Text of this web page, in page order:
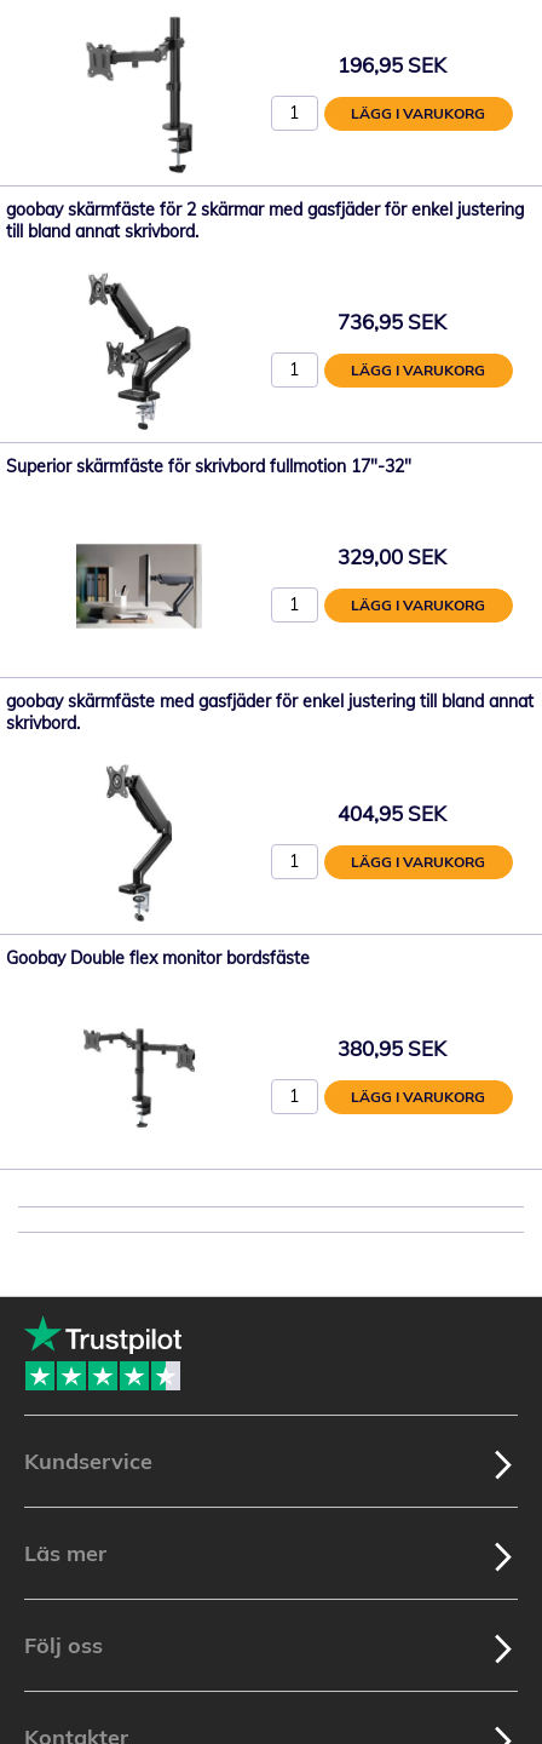
196,95 SEK
LÄGG I VARUKORG
goobay skärmfäste för 2 skärmar med gasfjäder för enkel justering
till bland annat skrivbord.
736,95 SEK
LÄGG I VARUKORG
Superior skärmfäste för skrivbord fullmotion 17"-32"
329,00 SEK
LÄGG I VARUKORG
goobay skärmfäste med gasfjäder för enkel justering till bland annat
skrivbord.
404,95 SEK
LÄGG I VARUKORG
Goobay Double flex monitor bordsfäste
380,95 SEK
LÄGG I VARUKORG
Kundservice
Läs mer
Följ oss
Kontakter